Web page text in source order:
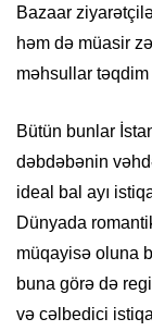
Bazaar
həm də müasir
məhsullar təqdim
Bütün bunlar
dəbdəbənin
ideal bal ayı
Dünyada
müqayisə oluna
buna görə də
və cəlbedici